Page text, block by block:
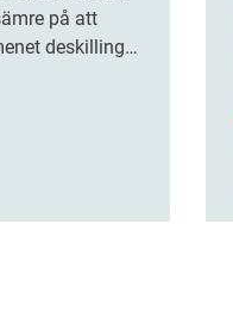
på att
deskilling